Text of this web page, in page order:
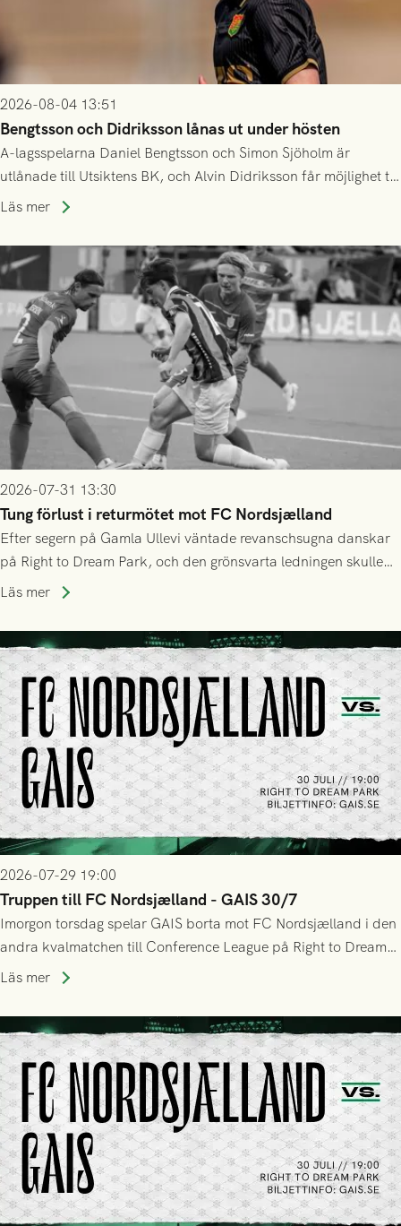
2026-08-04 13:51
Bengtsson och Didriksson lånas ut under hösten
A-lagsspelarna Daniel Bengtsson och Simon Sjöholm är
utlånade till Utsiktens BK, och Alvin Didriksson får möjlighet till
speltid i Hestrafors genom föreningssamarbete.
Läs mer
2026-07-31 13:30
Tung förlust i returmötet mot FC Nordsjælland
Efter segern på Gamla Ullevi väntade revanschsugna danskar
på Right to Dream Park, och den grönsvarta ledningen skulle
upphöra efter mindre än kvarten spelad. På lika mark visade
tennissiffror och det grönsvarta europaäventyret tog slut.
Läs mer
2026-07-29 19:00
Truppen till FC Nordsjælland - GAIS 30/7
Imorgon torsdag spelar GAIS borta mot FC Nordsjælland i den
andra kvalmatchen till Conference League på Right to Dream
Park! Fredrik Holmberg och ledarstaben har tagit ut följande
Läs mer